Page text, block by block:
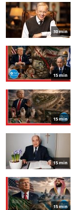
30 min
15 min
15 min
15 min
15 min